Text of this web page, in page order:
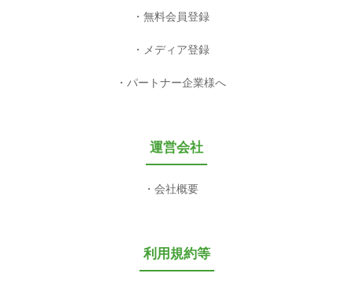
無料会員登録
メディア登録
パートナー企業様へ
運営会社
会社概要
利用規約等